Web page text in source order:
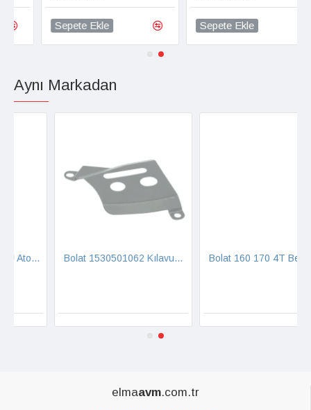
Sepete Ekle Sepete Ekle
Aynı Markadan
Bolat 1530501062 Kılavuz Pala İç Bar Kapak Sacı Bolat 160 170 4T Benzinli Motor Komple Starter Kapak
elmaavm.com.tr